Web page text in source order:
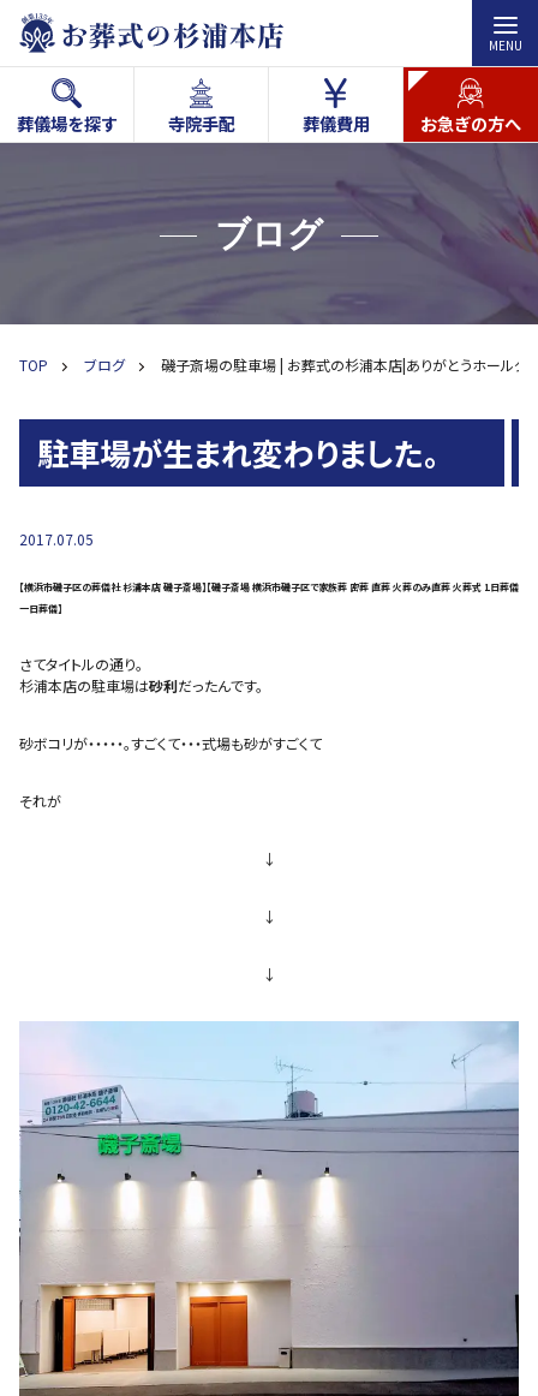
MENU
葬儀場を探す 寺院手配 葬儀費用 お急ぎの方へ
ブログ
TOP ブログ 磯子斎場の駐車場 | お葬式の杉浦本店|ありがとうホールグ
駐車場が生まれ変わりました。
2017.07.05
【横浜市磯子区の葬儀社 杉浦本店 磯子斎場】【磯子斎場 横浜市磯子区で家族葬 密葬 直葬 火葬のみ直葬 火葬式 1日葬儀
一日葬儀】
さてタイトルの通り。
杉浦本店の駐車場は砂利だったんです。
砂ボコリが・・・・・。すごくて・・・式場も砂がすごくて
それが
↓
↓
↓